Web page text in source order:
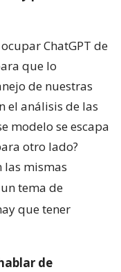
ChatGPT de
que lo
de nuestras
el análisis de las
modelo se escapa
otro lado?
las mismas
tema de
que tener
de